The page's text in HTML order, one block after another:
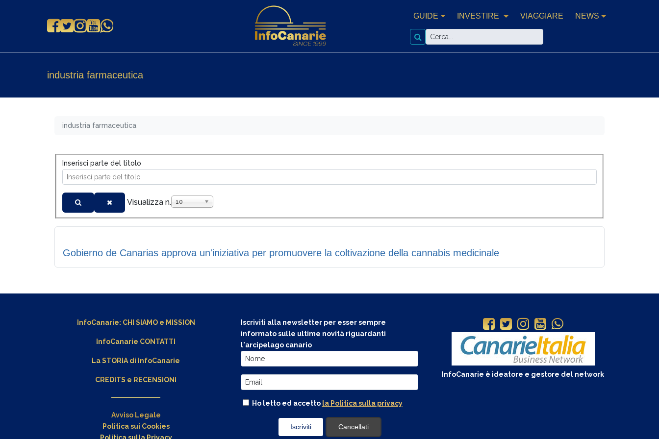
GUIDE INVESTIRE VIAGGIARE NEWS
industria farmaceutica
industria farmaceutica
Inserisci parte del titolo
Visualizza n. 10
Gobierno de Canarias approva un'iniziativa per promuovere la coltivazione della cannabis medicinale
InfoCanarie: CHI SIAMOe MISSION
InfoCanarie CONTATTI
La STORIA di InfoCanarie
CREDITS e RECENSIONI
Avviso Legale
Politica sui Cookies
Iscriviti alla newsletter per esser sempre
informato sulle ultime novità riguardanti
l'arcipelago canario
Ho letto ed accetto la Politica sulla privacy
InfoCanarie è ideatore e gestore del network